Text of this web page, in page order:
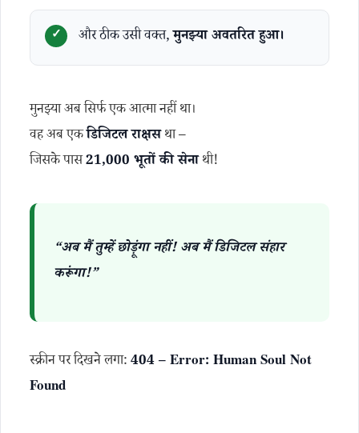
और ठीक उसी वक्त,मुनझ्या अवतरित हुआ।
मुनझ्या अब सिर्फ एक आत्मा नहीं था।
वह अब एकडिजिटल राक्षसथा –
जिसके पास21,000 भूतों की सेनाथी!
“अब मैं तुम्हें छोड़ूंगा नहीं! अब मैं डिजिटल संहार
करूंगा!”
स्क्रीन पर दिखने लगा:404 – Error: Human Soul Not
Found